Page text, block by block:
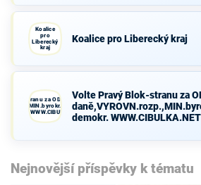
Koalice
pro
Liberecký
kraj
Koalice pro Liberecký kraj
Blok-stranu za ODVOLAT.polit.,NÍZKÉ
demokr. WWW.CIBULKA.NET
Volte Pravý Blok-stranu za
demokr. WWW.CIBULKA.NET
Nejnovější příspěvky k tématu